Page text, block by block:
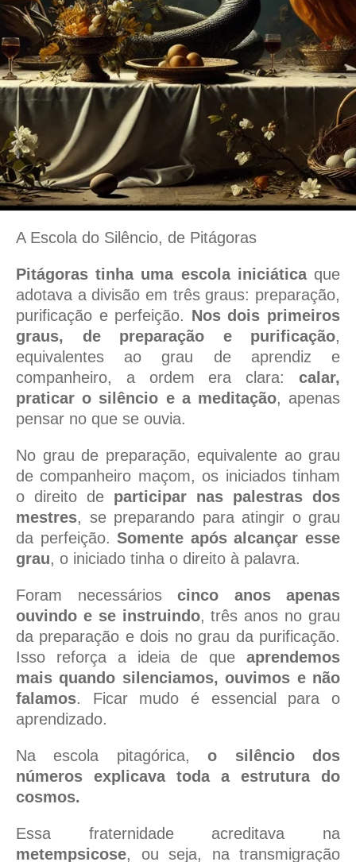
A Escola do Silêncio, de Pitágoras
Pitágoras tinha uma escola iniciáticaque
adotava a divisão em três graus: preparação,
purificação e perfeição. Nos dois primeiros
graus, de preparação e purificação,
equivalentes ao grau de aprendiz e
companheiro, a ordem era clara: calar,
praticar o silêncio e a meditação, apenas
pensar no que se ouvia.
No grau de preparação, equivalente ao grau
de companheiro maçom, os iniciados tinham
o direito de participar nas palestras dos
mestres, se preparando para atingir o grau
da perfeição.Somente após alcançar esse
grau, o iniciado tinha o direito à palavra.
Foram necessários cinco anos apenas
ouvindo e se instruindo, três anos no grau
da preparação e dois no grau da purificação.
Isso reforça a ideia de que aprendemos
mais quando silenciamos, ouvimos e não
falamos. Ficar mudo é essencial para o
aprendizado.
Na escola pitagórica,o silêncio dos
números explicava toda a estrutura do
cosmos.
Essa fraternidade acreditava na
metempsicose, ou seja, na transmigração